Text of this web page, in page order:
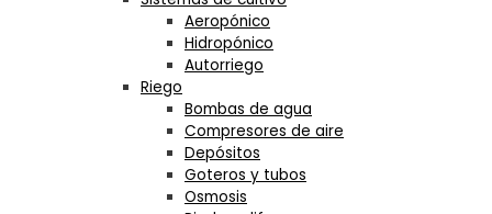
Aeropónico
Hidropónico
Autorriego
Riego
Bombas de agua
Compresores de aire
Depósitos
Goteros y tubos
Osmosis